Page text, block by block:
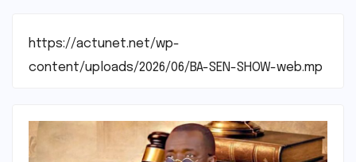
https://actunet.net/wp-
content/uploads/2026/06/BA-SEN-SHOW-web.mp